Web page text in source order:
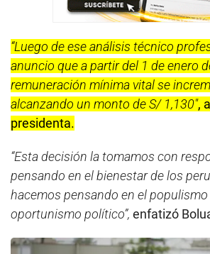
“Luego de ese análisis técnico
anuncio que a partir del 1 de enero
remuneración mínima vital se
alcanzando un monto de S/ 1,130″,
presidenta.
“Esta decisión la tomamos con
pensando en el bienestar de los
hacemos pensando en el
oportunismo político”, enfatizó